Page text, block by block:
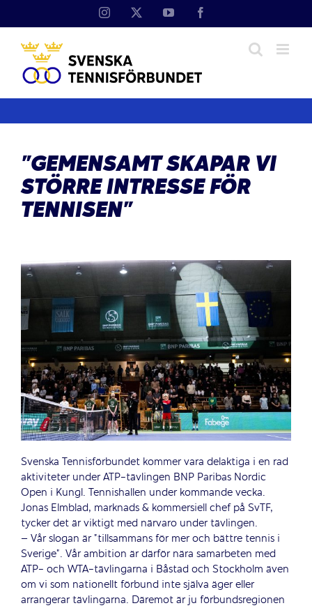
Instagram YouTube
”GEMENSAMT SKAPAR VI
STÖRRE INTRESSE FÖR
TENNISEN”
Svenska Tennisförbundet kommer vara delaktiga i en rad
aktiviteter under ATP-tävlingen BNP Paribas Nordic
Open i Kungl. Tennishallen under kommande vecka.
Jonas Elmblad, marknads & kommersiell chef på SvTF,
tycker det är viktigt med närvaro under tävlingen.
– Vår slogan är ”tillsammans för mer och bättre tennis i
Sverige”. Vår ambition är därför nära samarbeten med
ATP- och WTA-tävlingarna i Båstad och Stockholm även
om vi som nationellt förbund inte själva äger eller
arrangerar tävlingarna. Däremot är ju förbundsregionen